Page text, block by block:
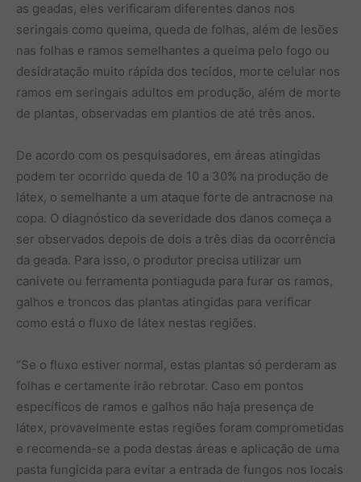
as geadas, eles verificaram diferentes danos nos
seringais como queima, queda de folhas, além de lesões
nas folhas e ramos semelhantes a queima pelo fogo ou
desidratação muito rápida dos tecidos, morte celular nos
ramos em seringais adultos em produção, além de morte
de plantas, observadas em plantios de até três anos.
De acordo com os pesquisadores, em áreas atingidas
podem ter ocorrido queda de 10 a 30% na produção de
látex, o semelhante a um ataque forte de antracnose na
copa. O diagnóstico da severidade dos danos começa a
ser observados depois de dois a três dias da ocorrência
da geada. Para isso, o produtor precisa utilizar um
canivete ou ferramenta pontiaguda para furar os ramos,
galhos e troncos das plantas atingidas para verificar
como está o fluxo de látex nestas regiões.
“Se o fluxo estiver normal, estas plantas só perderam as
folhas e certamente irão rebrotar. Caso em pontos
específicos de ramos e galhos não haja presença de
látex, provavelmente estas regiões foram comprometidas
e recomenda-se a poda destas áreas e aplicação de uma
pasta fungicida para evitar a entrada de fungos nos locais